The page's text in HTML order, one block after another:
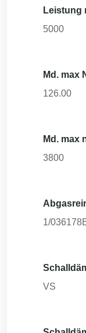
Leistung
5000
Md. max
126.00
Md. max
3800
1/
VS